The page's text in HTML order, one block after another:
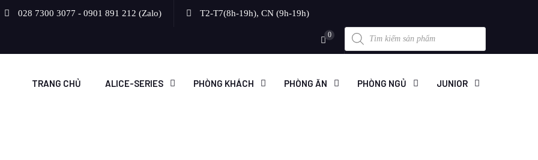
028 7300 3077 - 0901 891 212 (Zalo) T2-T7(8h-19h), CN (9h-19h)
0
Products
search
TRANG CHỦ ALICE-SERIES PHÒNG KHÁCH PHÒNG ĂN PHÒNG NGỦ JUNIOR